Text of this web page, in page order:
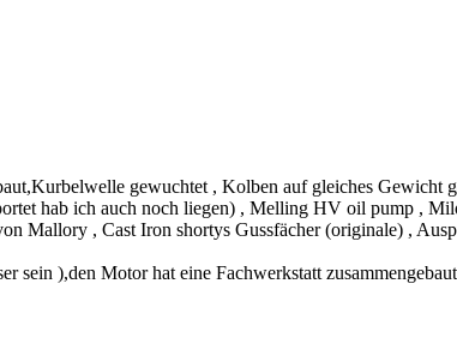
gewuchtet , Kolben auf gleiches Gewicht
hab ich auch noch liegen) , Melling HV oil pump ,
Mallory , Cast Iron shortys Gussfächer (originale) ,
),den Motor hat eine Fachwerkstatt zusammengebaut